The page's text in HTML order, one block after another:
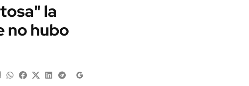
MUNDO
INFORMACIÓN GENERAL
la
no hubo